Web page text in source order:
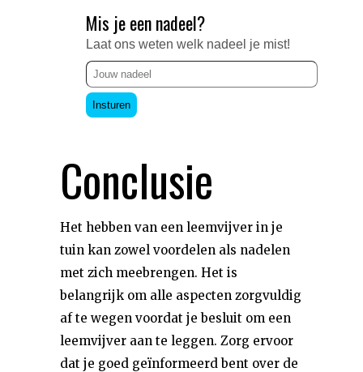
Mis je een nadeel?
Laat ons weten welk nadeel je mist!
Insturen
Conclusie
Het hebben van een leemvijver in je
tuin kan zowel voordelen als nadelen
met zich meebrengen. Het is
belangrijk om alle aspecten zorgvuldig
af te wegen voordat je besluit om een
leemvijver aan te leggen. Zorg ervoor
dat je goed geïnformeerd bent over de